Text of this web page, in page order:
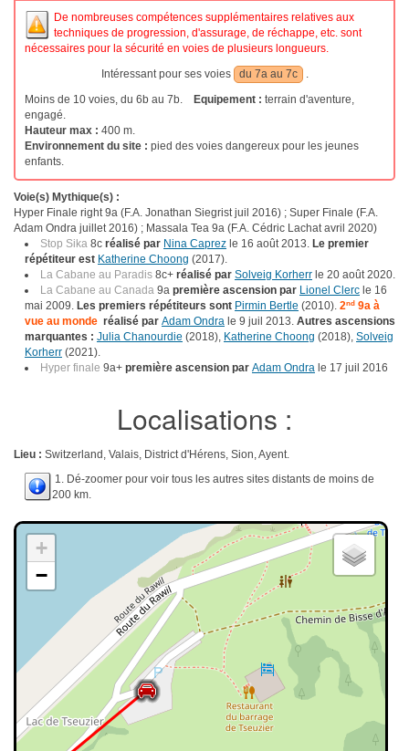
De nombreuses compétences supplémentaires relatives aux
techniques de progression, d'assurage, de réchappe, etc. sont
nécessaires pour la sécurité en voies de plusieurs longueurs.
Intéressant pour ses voies
du 7a au 7c
.
Moins de 10 voies, du 6b au 7b.
Equipement : terrain d'aventure,
engagé.
Hauteur max : 400 m.
Environnement du site : pied des voies dangereux pour les jeunes
enfants.
Voie(s) Mythique(s) :
Hyper Finale right 9a (F.A. Jonathan Siegrist juil 2016) ; Super Finale (F.A.
Adam Ondra juillet 2016) ; Massala Tea 9a (F.A. Cédric Lachat avril 2020)
Stop Sika 8c réalisé par Nina Caprez le 16 août 2013. Le premier
répétiteur est Katherine Choong (2017).
La Cabane au Paradis 8c+ réalisé par Solveig Korherr le 20 août 2020.
La Cabane au Canada 9a première ascension par Lionel Clerc le 16
mai 2009. Les premiers répétiteurs sont Pirmin Bertle (2010). 2nd 9a à
vue au monde réalisé par Adam Ondra le 9 juil 2013. Autres ascensions
marquantes : Julia Chanourdie (2018), Katherine Choong (2018), Solveig
Korherr (2021).
Hyper finale 9a+ première ascension par Adam Ondra le 17 juil 2016
Localisations :
Lieu : Switzerland, Valais, District d'Hérens, Sion, Ayent.
1. Dé-zoomer pour voir tous les autres sites distants de moins de
200 km.
+
−